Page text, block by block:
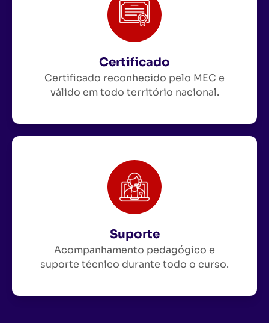
Certificado
Certificado reconhecido pelo MEC e
válido em todo território nacional.
Suporte
Acompanhamento pedagógico e
suporte técnico durante todo o curso.